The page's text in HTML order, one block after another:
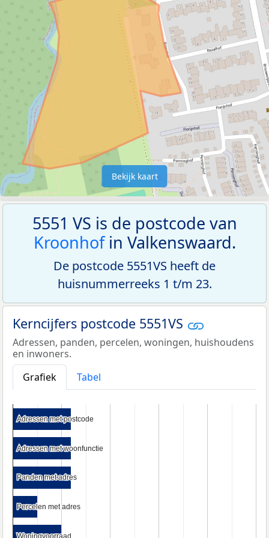
Bekijk kaart
5551 VS is de postcode van
Kroonhofin Valkenswaard.
De postcode 5551VS heeft de
huisnummerreeks 1 t/m 23.
Kerncijfers postcode 5551VS
Adressen, panden, percelen, woningen, huishoudens
en inwoners.
Grafiek
Tabel
Adressen met postcode
Adressen met postcode
Adressen met woonfunctie
Adressen met woonfunctie
Panden met adres
Panden met adres
Percelen met adres
Percelen met adres
Woningvoorraad
Woningvoorraad